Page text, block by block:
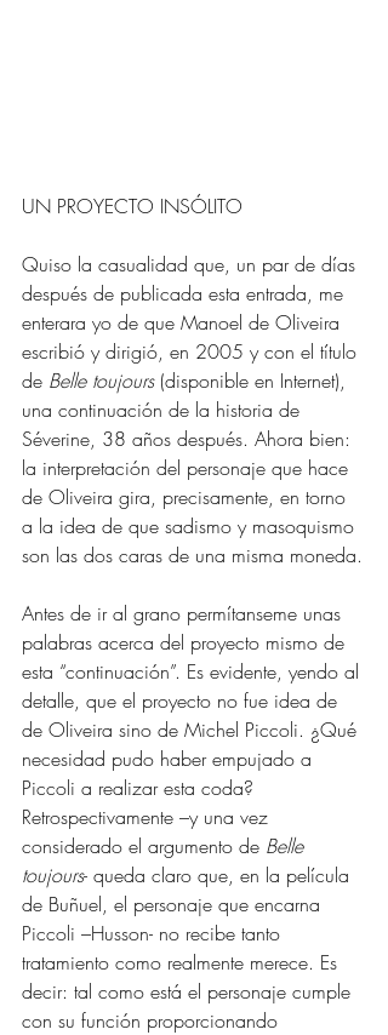
UN PROYECTO INSÓLITO
Quiso la casualidad que, un par de días
después de publicada esta entrada, me
enterara yo de que Manoel de Oliveira
escribió y dirigió, en 2005 y con el título
de Belle toujours (disponible en Internet),
una continuación de la historia de
Séverine, 38 años después. Ahora bien:
la interpretación del personaje que hace
de Oliveira gira, precisamente, en torno
a la idea de que sadismo y masoquismo
son las dos caras de una misma moneda.
Antes de ir al grano permítanseme unas
palabras acerca del proyecto mismo de
esta “continuación”. Es evidente, yendo al
detalle, que el proyecto no fue idea de
de Oliveira sino de Michel Piccoli. ¿Qué
necesidad pudo haber empujado a
Piccoli a realizar esta coda?
Retrospectivamente –y una vez
considerado el argumento de Belle
toujours- queda claro que, en la película
de Buñuel, el personaje que encarna
Piccoli –Husson- no recibe tanto
tratamiento como realmente merece. Es
decir: tal como está el personaje cumple
con su función proporcionando